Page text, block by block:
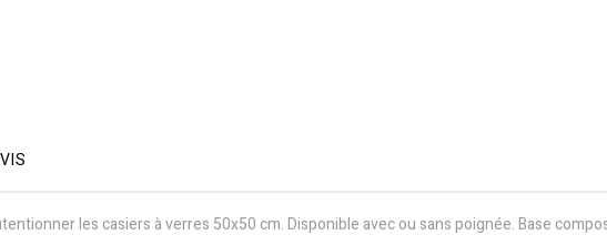
les casiers à verres 50x50 cm. Disponible avec ou sans poignée. Base